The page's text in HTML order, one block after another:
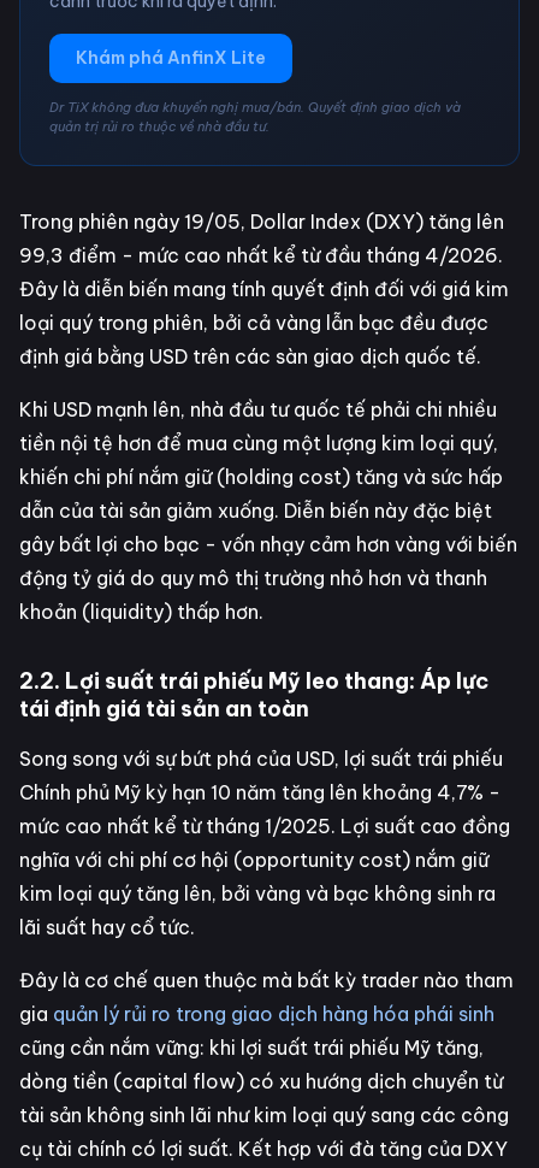
Khám phá AnfinX Lite
Dr TiX không đưa khuyến nghị mua/bán. Quyết định giao dịch và
quản trị rủi ro thuộc về nhà đầu tư.
Trong phiên ngày 19/05, Dollar Index (DXY) tăng lên
99,3 điểm - mức cao nhất kể từ đầu tháng 4/2026.
Đây là diễn biến mang tính quyết định đối với giá kim
loại quý trong phiên, bởi cả vàng lẫn bạc đều được
định giá bằng USD trên các sàn giao dịch quốc tế.
Khi USD mạnh lên, nhà đầu tư quốc tế phải chi nhiều
tiền nội tệ hơn để mua cùng một lượng kim loại quý,
khiến chi phí nắm giữ (holding cost) tăng và sức hấp
dẫn của tài sản giảm xuống. Diễn biến này đặc biệt
gây bất lợi cho bạc - vốn nhạy cảm hơn vàng với biến
động tỷ giá do quy mô thị trường nhỏ hơn và thanh
khoản (liquidity) thấp hơn.
2.2. Lợi suất trái phiếu Mỹ leo thang: Áp lực
tái định giá tài sản an toàn
Song song với sự bứt phá của USD, lợi suất trái phiếu
Chính phủ Mỹ kỳ hạn 10 năm tăng lên khoảng 4,7% -
mức cao nhất kể từ tháng 1/2025. Lợi suất cao đồng
nghĩa với chi phí cơ hội (opportunity cost) nắm giữ
kim loại quý tăng lên, bởi vàng và bạc không sinh ra
lãi suất hay cổ tức.
Đây là cơ chế quen thuộc mà bất kỳ trader nào tham
gia quản lý rủi ro trong giao dịch hàng hóa phái sinh
cũng cần nắm vững: khi lợi suất trái phiếu Mỹ tăng,
dòng tiền (capital flow) có xu hướng dịch chuyển từ
tài sản không sinh lãi như kim loại quý sang các công
cụ tài chính có lợi suất. Kết hợp với đà tăng của DXY